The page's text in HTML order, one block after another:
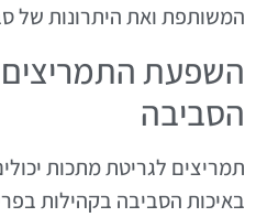
המשותפת ואת היתרונות של
השפעת התמריצים
הסביבה
תמריצים לגריטת מתכות
באיכות הסביבה בקהילות